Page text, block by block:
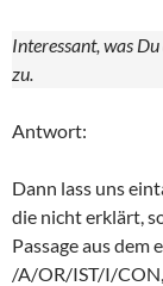
Interessant, was
zu.
Antwort:
Dann lass uns
die nicht erklärt,
Passage aus
/A/OR/IST/I/